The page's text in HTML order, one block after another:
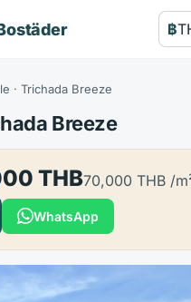
฿
· Trichada Breeze
Breeze
THB70,000 THB /
WhatsApp